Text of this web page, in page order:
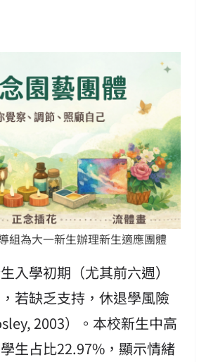
組為大一新生辦理新生適應團體
入學初期（尤其前六週）
若缺乏支持，休退學風險
2003）。本校新生中高
生占比22.97%，顯示情緒